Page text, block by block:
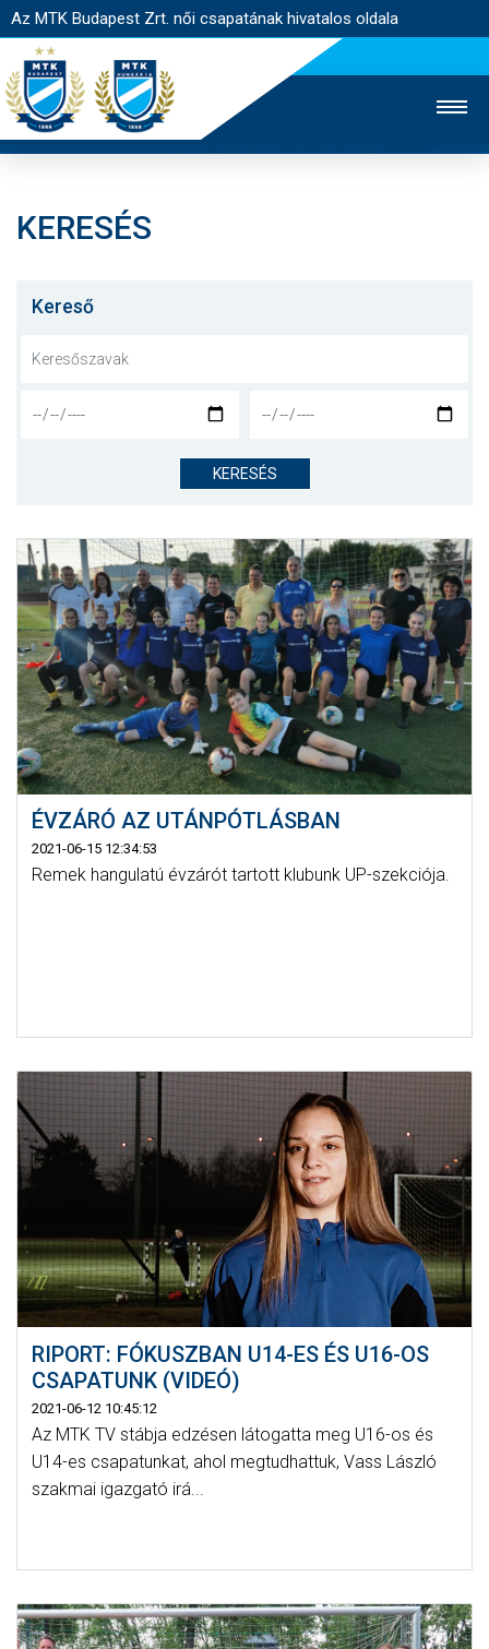
Az MTK Budapest Zrt. női csapatának hivatalos oldala
JEGYÉRTÉKESÍTÉS
NYITÓLAP
CSAPAT
JELENTKEZÉS
KLUB
GALÉRIA
SZURKOLÓI ÉLMÉNYEK
SAJTÓ
KERESÉS
Kereső
KERESÉS
ÉVZÁRÓ AZ UTÁNPÓTLÁSBAN
2021-06-15 12:34:53
Remek hangulatú évzárót tartott klubunk UP-szekciója.
RIPORT: FÓKUSZBAN U14-ES ÉS U16-OS
CSAPATUNK (VIDEÓ)
2021-06-12 10:45:12
Az MTK TV stábja edzésen látogatta meg U16-os és
U14-es csapatunkat, ahol megtudhattuk, Vass László
szakmai igazgató irá...